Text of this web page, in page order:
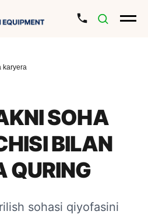
karyera
SOHA
BILAN
QURING
sohasi qiyofasini